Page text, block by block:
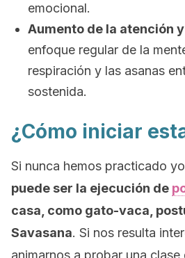
emocional.
Aumento de la atención
enfoque regular de la
respiración y las asanas
sostenida.
¿Cómo iniciar
Si nunca hemos practicado
puede ser la ejecución de
casa, como gato-vaca,
Savasana. Si nos resulta
animarnos a probar una clase